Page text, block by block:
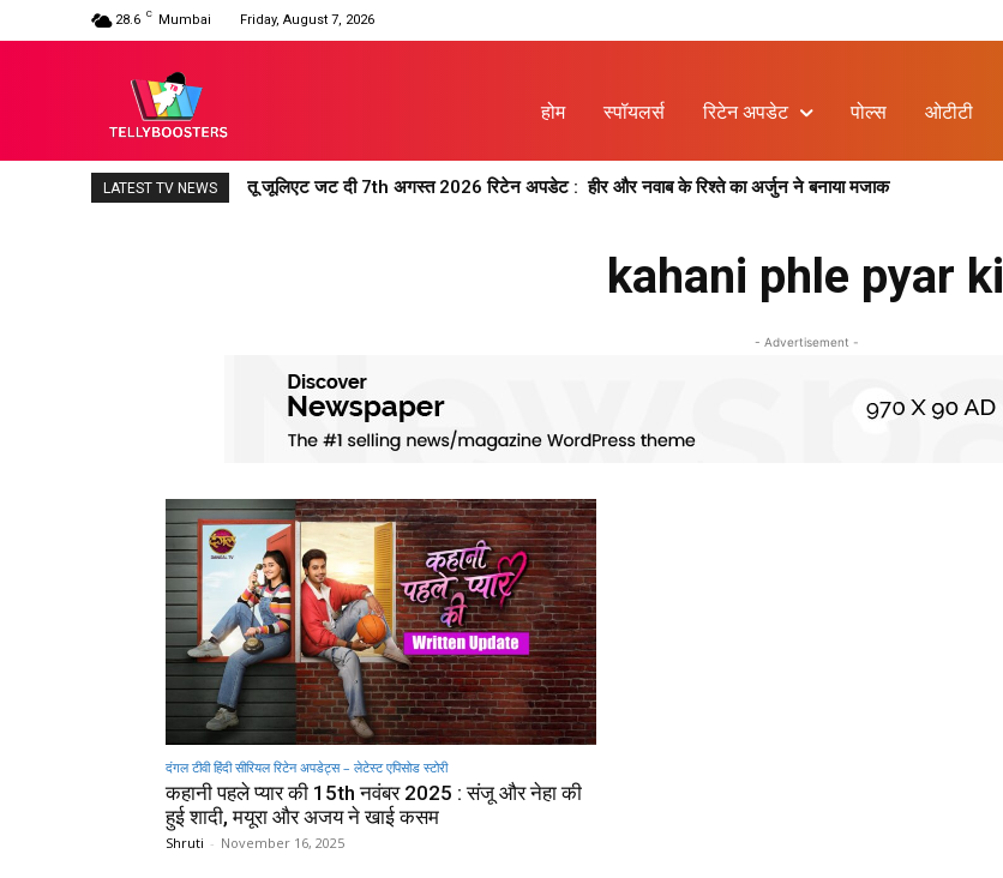
28.6 C Mumbai Friday, August 7, 2026
होम स्पॉयलर्स रिटेन अपडेट पोल्स ओटीटी
LATEST TV NEWS तू जूलिएट जट दी 7th अगस्त 2026 रिटेन अपडेट : हीर और नवाब के रिश्ते का अर्जुन ने बनाया मजाक
kahani phle pyar ki
- Advertisement -
दंगल टीवी हिंदी सीरियल रिटेन अपडेट्स – लेटेस्ट एपिसोड स्टोरी
कहानी पहले प्यार की 15th नवंबर 2025 : संजू और नेहा की
हुई शादी, मयूरा और अजय ने खाई कसम
Shruti - November 16, 2025